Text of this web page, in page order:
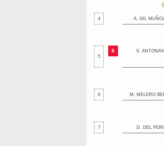
4 A. GIL
5
8 S.
6 M. MELERO
7 D. DEL